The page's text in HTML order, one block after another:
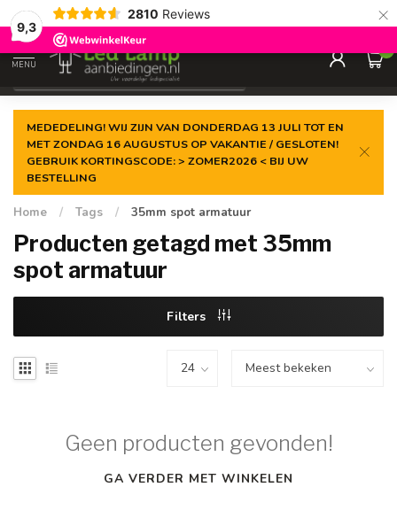
9,3
2810 Reviews ×
Gegarandeerde delaagste prijs
MENU
0
MEDEDELING! WIJ ZIJN VAN DONDERDAG 13 JULI TOT EN
MET ZONDAG 16 AUGUSTUS OP VAKANTIE / GESLOTEN!
GEBRUIK KORTINGSCODE: > ZOMER2026 < BIJ UW
BESTELLING
Home / Tags / 35mm spot armatuur
Producten getagd met 35mm
spot armatuur
Filters
Geen producten gevonden!
GA VERDER MET WINKELEN